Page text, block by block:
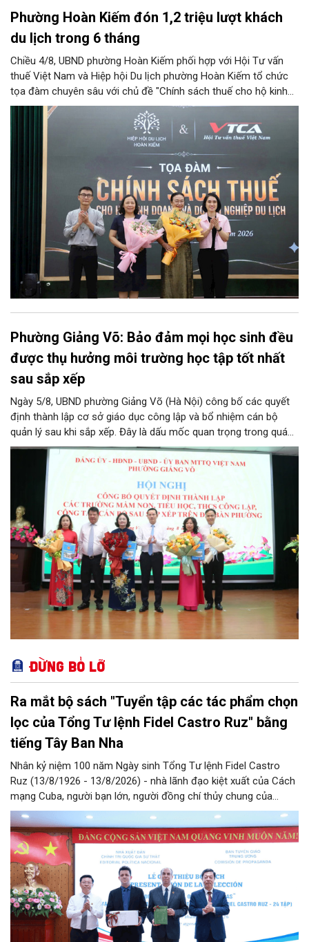
Phường Hoàn Kiếm đón 1,2 triệu lượt khách
du lịch trong 6 tháng
Chiều 4/8, UBND phường Hoàn Kiếm phối hợp với Hội Tư vấn
thuế Việt Nam và Hiệp hội Du lịch phường Hoàn Kiếm tổ chức
tọa đàm chuyên sâu với chủ đề "Chính sách thuế cho hộ kinh
doanh và doanh nghiệp du lịch".
Phường Giảng Võ: Bảo đảm mọi học sinh đều
được thụ hưởng môi trường học tập tốt nhất
sau sắp xếp
Ngày 5/8, UBND phường Giảng Võ (Hà Nội) công bố các quyết
định thành lập cơ sở giáo dục công lập và bổ nhiệm cán bộ
quản lý sau khi sắp xếp. Đây là dấu mốc quan trọng trong quá
trình kiện toàn tổ chức bộ máy, thực hiện chủ trương tinh gọn,
nâng cao hiệu lực, hiệu quả quản lý theo các nghị quyết của
Trung ương và kế hoạch của UBND TP Hà Nội.
Đừng bỏ lỡ
Ra mắt bộ sách "Tuyển tập các tác phẩm chọn
lọc của Tổng Tư lệnh Fidel Castro Ruz" bằng
tiếng Tây Ban Nha
Nhân kỷ niệm 100 năm Ngày sinh Tổng Tư lệnh Fidel Castro
Ruz (13/8/1926 - 13/8/2026) - nhà lãnh đạo kiệt xuất của Cách
mạng Cuba, người bạn lớn, người đồng chí thủy chung của
Đảng, Nhà nước và nhân dân Việt Nam, chiều 5/8, tại Hà Nội,
Nhà xuất bản Chính trị quốc gia Sự thật phối hợp với Ban Tuyên
giáo Trung ương tổ chức Lễ giới thiệu bộ sách “Tuyển tập các
tác phẩm chọn lọc của Tổng Tư lệnh Fidel Castro Ruz” gồm 24
tập bằng tiếng Tây Ban Nha.